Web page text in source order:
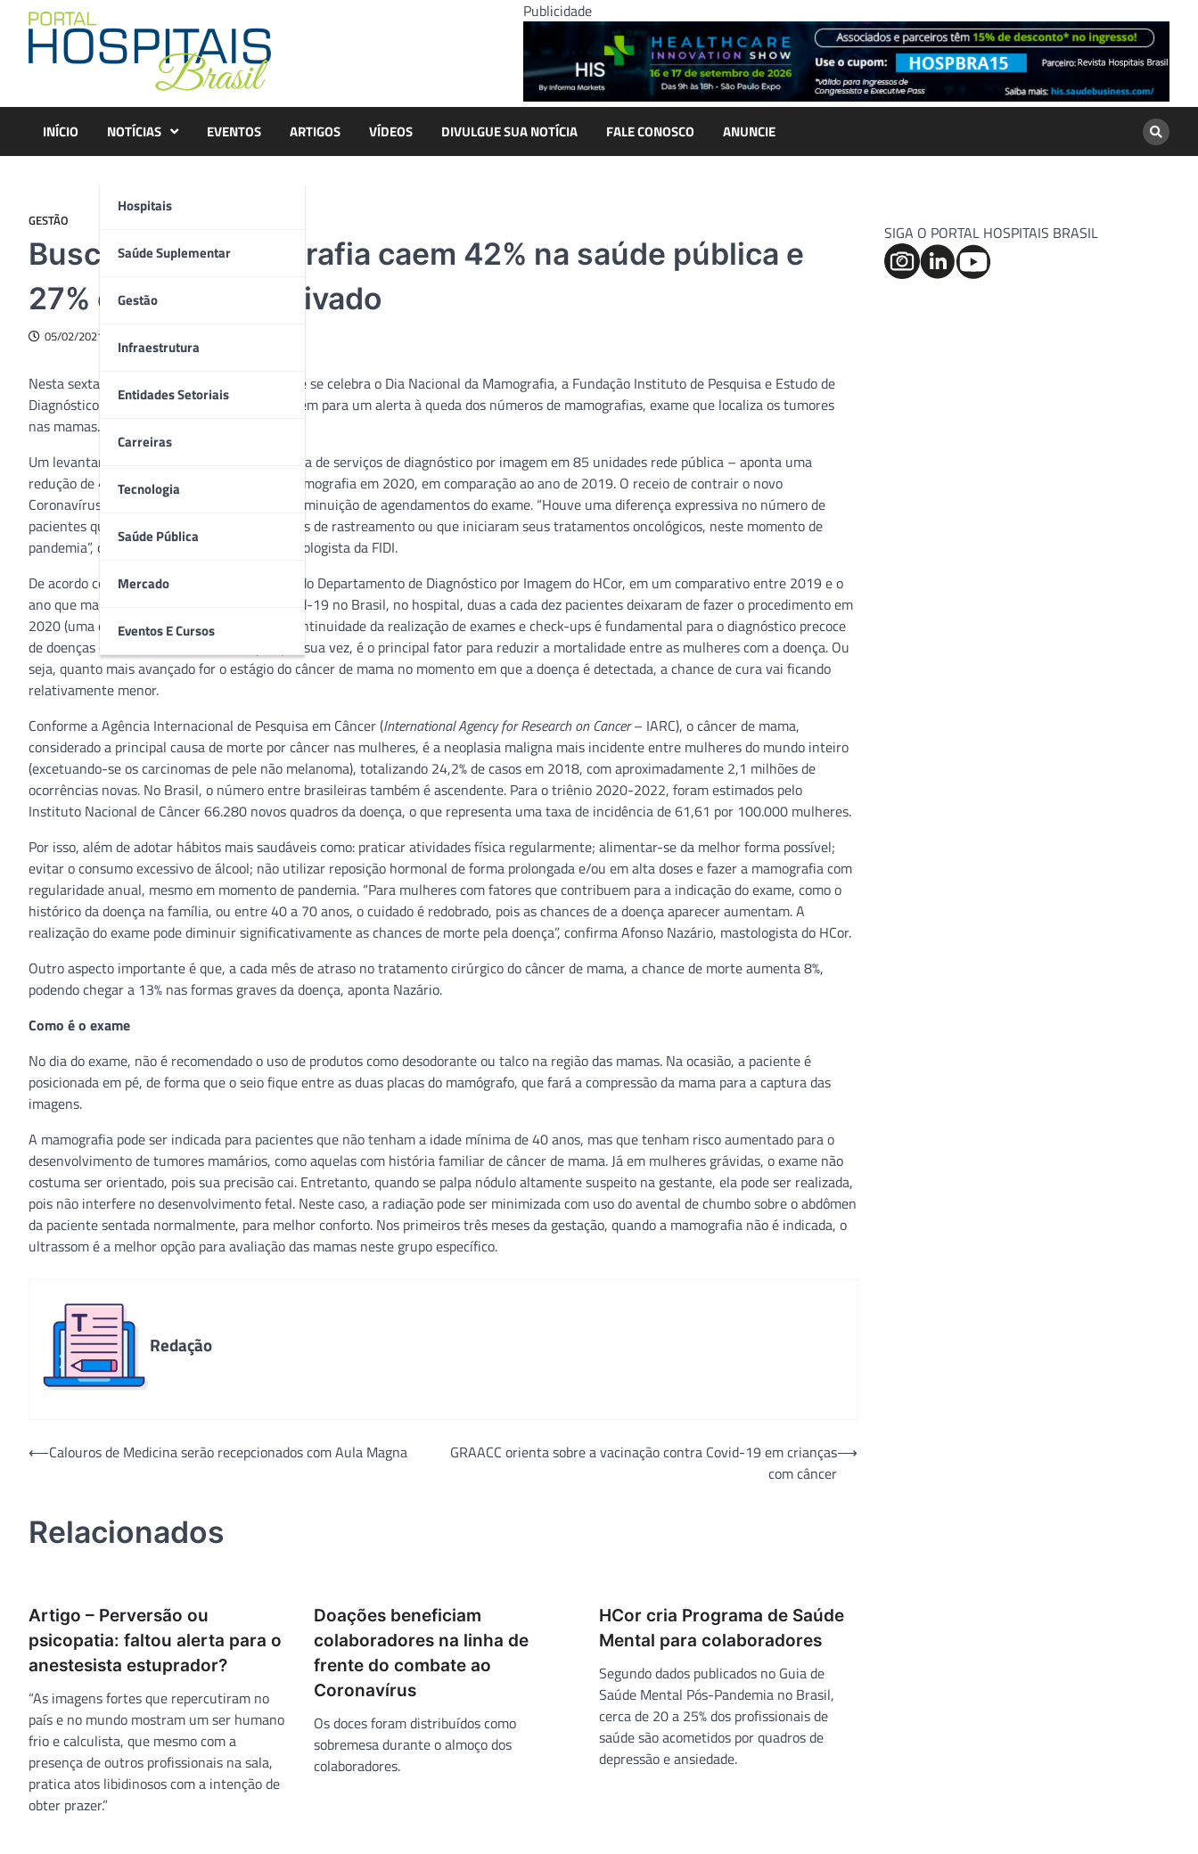
content
Publicidade
INÍCIO NOTÍCIAS
Hospitais
Saúde Suplementar
Gestão
Infraestrutura
Entidades Setoriais
Carreiras
Tecnologia
Saúde Pública
Mercado
Eventos E Cursos
EVENTOS ARTIGOS VÍDEOS DIVULGUE SUA NOTÍCIA FALE CONOSCO ANUNCIE
GESTÃO
Buscas por mamografia caem 42% na saúde pública e
27% em hospital privado
05/02/2021
Nesta sexta-feira, 5 de fevereiro, data em que se celebra o Dia Nacional da Mamografia, a Fundação Instituto de Pesquisa e Estudo de
Diagnóstico por Imagem (FIDI) e o HCor se unem para um alerta à queda dos números de mamografias, exame que localiza os tumores
nas mamas.
Um levantamento realizado pela FIDI – gestora de serviços de diagnóstico por imagem em 85 unidades rede pública – aponta uma
redução de 42,6% na busca por exames de mamografia em 2020, em comparação ao ano de 2019. O receio de contrair o novo
Coronavírus parece ser a causa principal da diminuição de agendamentos do exame. “Houve uma diferença expressiva no número de
pacientes que deram continuidade nos exames de rastreamento ou que iniciaram seus tratamentos oncológicos, neste momento de
pandemia”, observa Vivian Milani, médica radiologista da FIDI.
De acordo com Dr. Abdalla Skaf, coordenador do Departamento de Diagnóstico por Imagem do HCor, em um comparativo entre 2019 e o
ano que marcou o início da pandemia de Covid-19 no Brasil, no hospital, duas a cada dez pacientes deixaram de fazer o procedimento em
2020 (uma queda de 27,3%). No entanto, a continuidade da realização de exames e check-ups é fundamental para o diagnóstico precoce
de doenças como o câncer de mama, que, por sua vez, é o principal fator para reduzir a mortalidade entre as mulheres com a doença. Ou
seja, quanto mais avançado for o estágio do câncer de mama no momento em que a doença é detectada, a chance de cura vai ficando
relativamente menor.
Conforme a Agência Internacional de Pesquisa em Câncer (International Agency for Research on Cancer– IARC), o câncer de mama,
considerado a principal causa de morte por câncer nas mulheres, é a neoplasia maligna mais incidente entre mulheres do mundo inteiro
(excetuando-se os carcinomas de pele não melanoma), totalizando 24,2% de casos em 2018, com aproximadamente 2,1 milhões de
ocorrências novas. No Brasil, o número entre brasileiras também é ascendente. Para o triênio 2020-2022, foram estimados pelo
Instituto Nacional de Câncer 66.280 novos quadros da doença, o que representa uma taxa de incidência de 61,61 por 100.000 mulheres.
Por isso, além de adotar hábitos mais saudáveis como: praticar atividades física regularmente; alimentar-se da melhor forma possível;
evitar o consumo excessivo de álcool; não utilizar reposição hormonal de forma prolongada e/ou em alta doses e fazer a mamografia com
regularidade anual, mesmo em momento de pandemia. “Para mulheres com fatores que contribuem para a indicação do exame, como o
histórico da doença na família, ou entre 40 a 70 anos, o cuidado é redobrado, pois as chances de a doença aparecer aumentam. A
realização do exame pode diminuir significativamente as chances de morte pela doença”, confirma Afonso Nazário, mastologista do HCor.
Outro aspecto importante é que, a cada mês de atraso no tratamento cirúrgico do câncer de mama, a chance de morte aumenta 8%,
podendo chegar a 13% nas formas graves da doença, aponta Nazário.
Como é o exame
No dia do exame, não é recomendado o uso de produtos como desodorante ou talco na região das mamas. Na ocasião, a paciente é
posicionada em pé, de forma que o seio fique entre as duas placas do mamógrafo, que fará a compressão da mama para a captura das
imagens.
A mamografia pode ser indicada para pacientes que não tenham a idade mínima de 40 anos, mas que tenham risco aumentado para o
desenvolvimento de tumores mamários, como aquelas com história familiar de câncer de mama. Já em mulheres grávidas, o exame não
costuma ser orientado, pois sua precisão cai. Entretanto, quando se palpa nódulo altamente suspeito na gestante, ela pode ser realizada,
pois não interfere no desenvolvimento fetal. Neste caso, a radiação pode ser minimizada com uso do avental de chumbo sobre o abdômen
da paciente sentada normalmente, para melhor conforto. Nos primeiros três meses da gestação, quando a mamografia não é indicada, o
ultrassom é a melhor opção para avaliação das mamas neste grupo específico.
Redação
Navegação
⟵Calouros de Medicina serão recepcionados com Aula Magna
GRAACC orienta sobre a vacinação contra Covid-19 em crianças
com câncer
⟶
Relacionados
Artigo – Perversão ou
psicopatia: faltou alerta para o
anestesista estuprador?
“As imagens fortes que repercutiram no
país e no mundo mostram um ser humano
frio e calculista, que mesmo com a
presença de outros profissionais na sala,
pratica atos libidinosos com a intenção de
obter prazer.”
Doações beneficiam
colaboradores na linha de
frente do combate ao
Coronavírus
Os doces foram distribuídos como
sobremesa durante o almoço dos
colaboradores.
HCor cria Programa de Saúde
Mental para colaboradores
Segundo dados publicados no Guia de
Saúde Mental Pós-Pandemia no Brasil,
cerca de 20 a 25% dos profissionais de
saúde são acometidos por quadros de
depressão e ansiedade.
SIGA O PORTAL HOSPITAIS BRASIL